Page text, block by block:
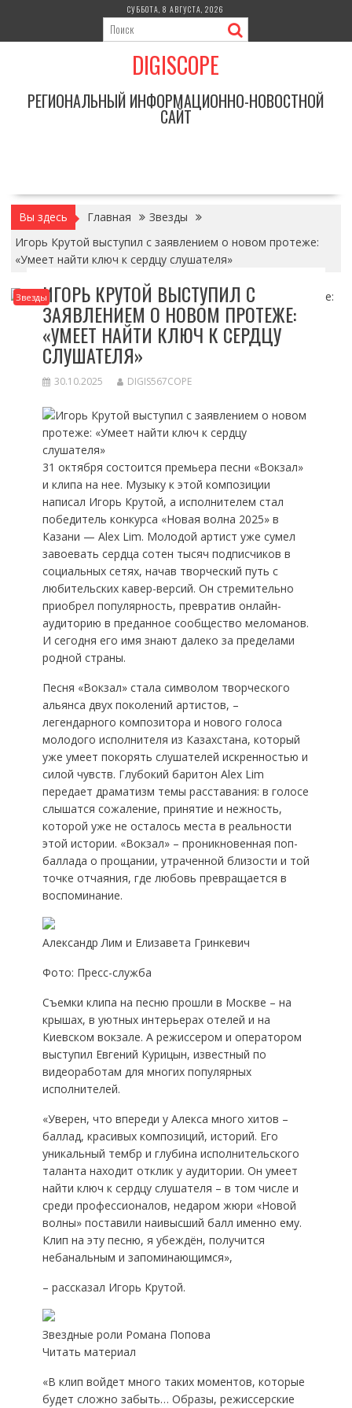
содержимому
СУББОТА, 8 АВГУСТА, 2026
DIGISCOPE
РЕГИОНАЛЬНЫЙ ИНФОРМАЦИОННО-НОВОСТНОЙ
САЙТ
Вы здесь Главная
Звезды
Игорь Крутой выступил с заявлением о новом протеже:
«Умеет найти ключ к сердцу слушателя»
ЗвездыИГОРЬ КРУТОЙ ВЫСТУПИЛ С
ЗАЯВЛЕНИЕМ О НОВОМ ПРОТЕЖЕ:
«УМЕЕТ НАЙТИ КЛЮЧ К СЕРДЦУ
СЛУШАТЕЛЯ»
30.10.2025 DIGIS567COPE
31 октября состоится премьера песни «Вокзал»
и клипа на нее. Музыку к этой композиции
написал Игорь Крутой, а исполнителем стал
победитель конкурса «Новая волна 2025» в
Казани — Alex Lim. Молодой артист уже сумел
завоевать сердца сотен тысяч подписчиков в
социальных сетях, начав творческий путь с
любительских кавер-версий. Он стремительно
приобрел популярность, превратив онлайн-
аудиторию в преданное сообщество меломанов.
И сегодня его имя знают далеко за пределами
родной страны.
Песня «Вокзал» стала символом творческого
альянса двух поколений артистов, –
легендарного композитора и нового голоса
молодого исполнителя из Казахстана, который
уже умеет покорять слушателей искренностью и
силой чувств. Глубокий баритон Alex Lim
передает драматизм темы расставания: в голосе
слышатся сожаление, принятие и нежность,
которой уже не осталось места в реальности
этой истории. «Вокзал» – проникновенная поп-
баллада о прощании, утраченной близости и той
точке отчаяния, где любовь превращается в
воспоминание.
Александр Лим и Елизавета Гринкевич
Фото: Пресс-служба
Cъемки клипа на песню прошли в Москве – на
крышах, в уютных интерьерах отелей и на
Киевском вокзале. А режиссером и оператором
выступил Евгений Курицын, известный по
видеоработам для многих популярных
исполнителей.
«Уверен, что впереди у Алекса много хитов –
баллад, красивых композиций, историй. Его
уникальный тембр и глубина исполнительского
таланта находит отклик у аудитории. Он умеет
найти ключ к сердцу слушателя – в том числе и
среди профессионалов, недаром жюри «Новой
волны» поставили наивысший балл именно ему.
Клип на эту песню, я убеждён, получится
небанальным и запоминающимся»,
– рассказал Игорь Крутой.
Звездные роли Романа Попова
Читать материал
«В клип войдет много таких моментов, которые
будет сложно забыть… Образы, режиссерские